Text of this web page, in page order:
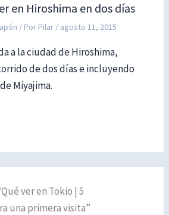
en Hiroshima en dos días
/ Por Pilar / agosto 11, 2015
a la ciudad de Hiroshima,
de dos días e incluyendo
Miyajima.
ver en Tokio | 5
una primera visita”